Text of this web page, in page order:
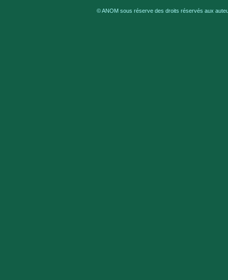
© ANOM sous réserve des droits réservés aux